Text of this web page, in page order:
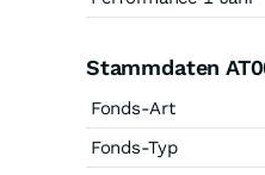
Stammdaten
Fonds-Art
Fonds-Typ